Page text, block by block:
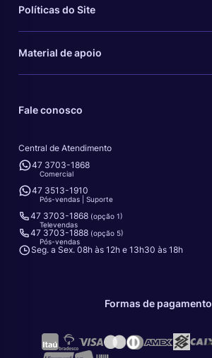
Políticas do Site
Material de apoio
Fale conosco
Central de Atendimento
47 3703-1868
Comercial
47 3513-1910
Pós-vendas | Suporte
47 3703-1868 (opção 1)
Televendas
47 3703-1888 (opção 5)
Pós-vendas
Seg. a Sex. 08h às 12h e 13h30 às 18h
Formas de pagamento